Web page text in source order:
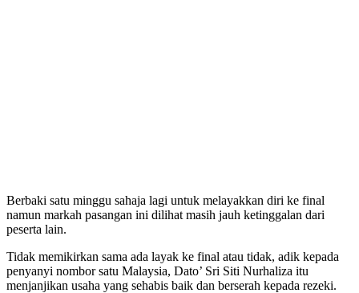
Berbaki satu minggu sahaja lagi untuk melayakkan diri ke final
namun markah pasangan ini dilihat masih jauh ketinggalan dari
peserta lain.
Tidak memikirkan sama ada layak ke final atau tidak, adik kepada
penyanyi nombor satu Malaysia, Dato’ Sri Siti Nurhaliza itu
menjanjikan usaha yang sehabis baik dan berserah kepada rezeki.